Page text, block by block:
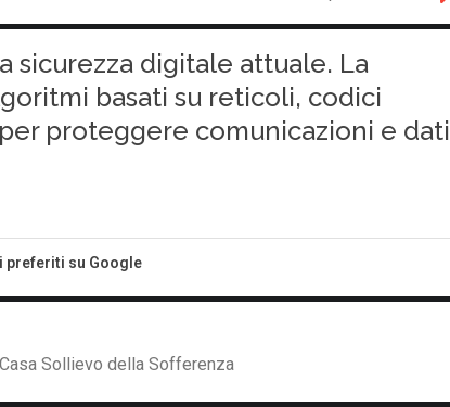
sicurezza digitale attuale. La
basati su reticoli, codici
proteggere comunicazioni e dati
preferiti su Google
Sollievo della Sofferenza